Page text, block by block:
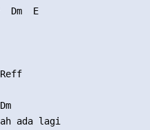
Dm  E
ada lagi